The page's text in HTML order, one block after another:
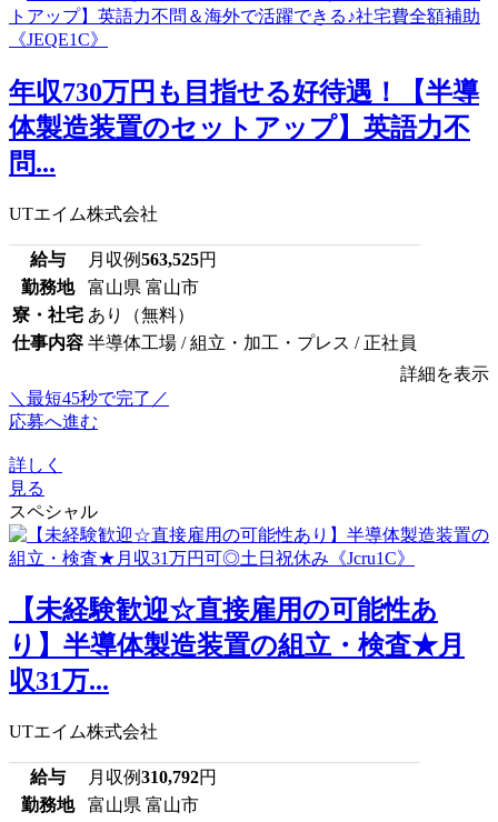
年収730万円も目指せる好待遇！【半導
体製造装置のセットアップ】英語力不
問...
UTエイム株式会社
給与 月収例563,525円
勤務地
富山県 富山市
寮・社宅 あり（無料）
仕事内容 半導体工場 / 組立・加工・プレス / 正社員
詳細を表示
＼最短45秒で完了／
応募へ進む
詳しく
見る
スペシャル
【未経験歓迎☆直接雇用の可能性あ
り】半導体製造装置の組立・検査★月
収31万...
UTエイム株式会社
給与 月収例310,792円
勤務地
富山県 富山市